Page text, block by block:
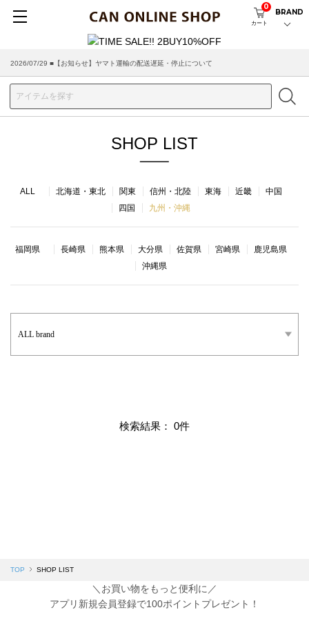
カート
0
BRAND
2026/07/29 ■【お知らせ】ヤマト運輸の配送遅延・停止について
SHOP LIST
ALL 北海道・東北 関東 信州・北陸 東海 近畿
中国
四国
九州・沖縄
福岡県 長崎県 熊本県 大分県 佐賀県 宮崎県
鹿児島県
沖縄県
検索結果： 0件
TOP SHOP LIST
＼お買い物をもっと便利に／
アプリ新規会員登録で100ポイントプレゼント！